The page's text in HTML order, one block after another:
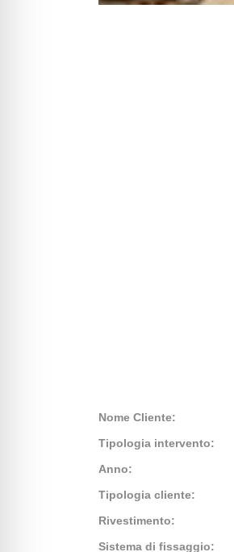
Nome Cliente:
Tipologia intervento:
Anno:
Tipologia cliente:
Rivestimento:
Sistema di fissaggio: